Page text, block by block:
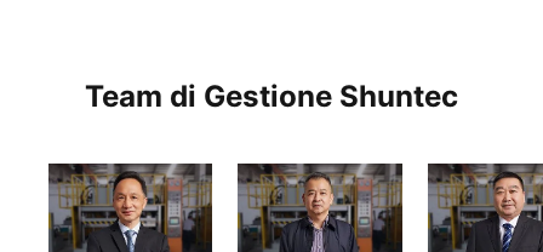
Team di Gestione Shuntec